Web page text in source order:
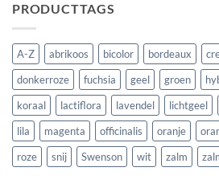
PRODUCTTAGS
A-Z abrikoos bicolor bordeaux
donkerroze
fuchsia geel groen
koraal
lactiflora lavendel lichtgeel
lila
magenta officinalis oranje
roze
snij Swenson wit zalm